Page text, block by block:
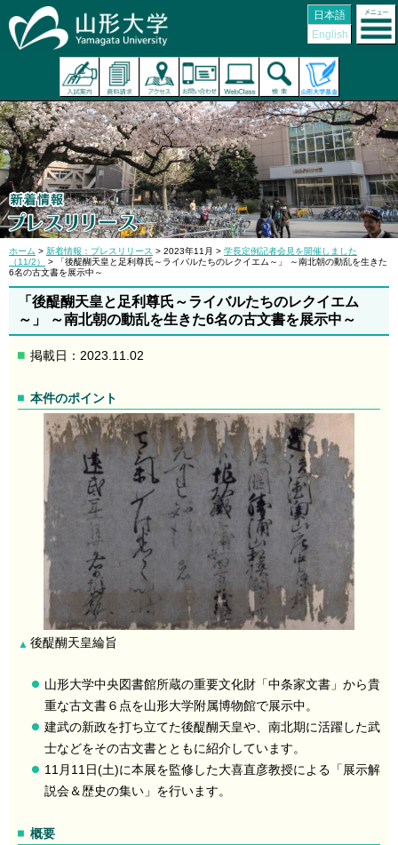
日本語
English
ホーム > 新着情報：プレスリリース > 2023年11月 > 学長定例記者会見を開催しました
（11/2）
> 「後醍醐天皇と足利尊氏～ライバルたちのレクイエム～」 ～南北朝の動乱を生きた
6名の古文書を展示中～
「後醍醐天皇と足利尊氏～ライバルたちのレクイエム
～」 ～南北朝の動乱を生きた6名の古文書を展示中～
掲載日：2023.11.02
本件のポイント
▲ 後醍醐天皇綸旨
山形大学中央図書館所蔵の重要文化財「中条家文書」から貴
重な古文書６点を山形大学附属博物館で展示中。
建武の新政を打ち立てた後醍醐天皇や、南北期に活躍した武
士などをその古文書とともに紹介しています。
11月11日(土)に本展を監修した大喜直彦教授による「展示解
説会＆歴史の集い」を行います。
概要